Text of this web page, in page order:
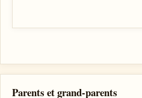
Parents et grand-parents